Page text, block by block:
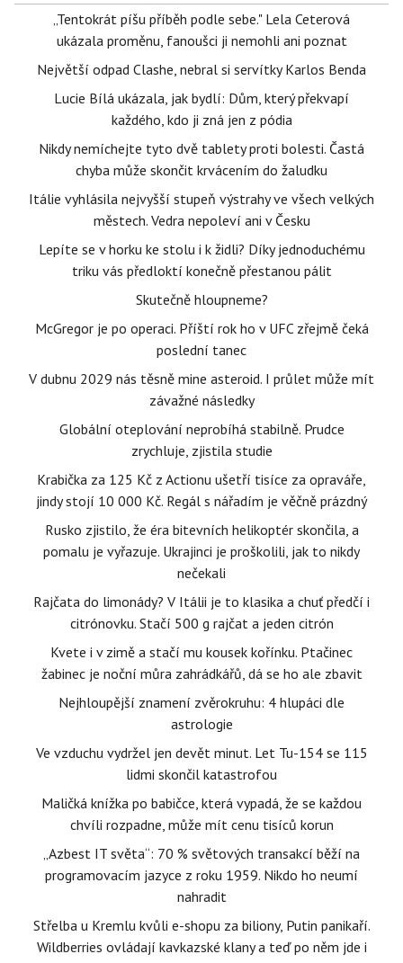
„Tentokrát píšu příběh podle sebe." Lela Ceterová
ukázala proměnu, fanoušci ji nemohli ani poznat
Největší odpad Clashe, nebral si servítky Karlos Benda
Lucie Bílá ukázala, jak bydlí: Dům, který překvapí
každého, kdo ji zná jen z pódia
Nikdy nemíchejte tyto dvě tablety proti bolesti. Častá
chyba může skončit krvácením do žaludku
Itálie vyhlásila nejvyšší stupeň výstrahy ve všech velkých
městech. Vedra nepoleví ani v Česku
Lepíte se v horku ke stolu i k židli? Díky jednoduchému
triku vás předloktí konečně přestanou pálit
Skutečně hloupneme?
McGregor je po operaci. Příští rok ho v UFC zřejmě čeká
poslední tanec
V dubnu 2029 nás těsně mine asteroid. I průlet může mít
závažné následky
Globální oteplování neprobíhá stabilně. Prudce
zrychluje, zjistila studie
Krabička za 125 Kč z Actionu ušetří tisíce za opraváře,
jindy stojí 10 000 Kč. Regál s nářadím je věčně prázdný
Rusko zjistilo, že éra bitevních helikoptér skončila, a
pomalu je vyřazuje. Ukrajinci je proškolili, jak to nikdy
nečekali
Rajčata do limonády? V Itálii je to klasika a chuť předčí i
citrónovku. Stačí 500 g rajčat a jeden citrón
Kvete i v zimě a stačí mu kousek kořínku. Ptačinec
žabinec je noční můra zahrádkářů, dá se ho ale zbavit
Nejhloupější znamení zvěrokruhu: 4 hlupáci dle
astrologie
Ve vzduchu vydržel jen devět minut. Let Tu-154 se 115
lidmi skončil katastrofou
Maličká knížka po babičce, která vypadá, že se každou
chvíli rozpadne, může mít cenu tisíců korun
„Azbest IT světa“: 70 % světových transakcí běží na
programovacím jazyce z roku 1959. Nikdo ho neumí
nahradit
Střelba u Kremlu kvůli e-shopu za biliony, Putin panikaří.
Wildberries ovládají kavkazské klany a teď po něm jde i